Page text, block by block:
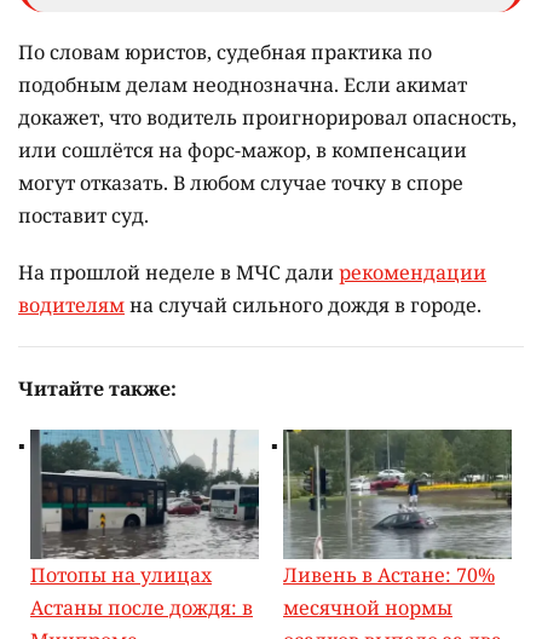
По словам юристов, судебная практика по
подобным делам неоднозначна. Если акимат
докажет, что водитель проигнорировал опасность,
или сошлётся на форс-мажор, в компенсации
могут отказать. В любом случае точку в споре
поставит суд.
На прошлой неделе в МЧС далирекомендации
водителямна случай сильного дождя в городе.
Читайте также:
Потопы на улицах
Астаны после дождя: в
Ливень в Астане: 70%
месячной нормы